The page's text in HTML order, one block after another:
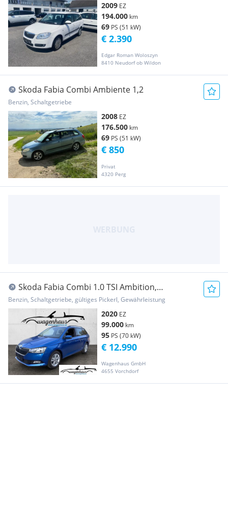
2009 EZ
194.000 km
69 PS (51 kW)
Edgar Roman Woloszyn
8410 Neudorf ob Wildon
€ 2.390
Skoda Fabia Combi Ambiente 1,2
Benzin, Schaltgetriebe
2008 EZ
176.500 km
69 PS (51 kW)
Privat
4320 Perg
€ 850
Skoda Fabia Combi 1.0 TSI Ambition,
Sitzheizung, APP,...
Benzin, Schaltgetriebe, gültiges Pickerl, Gewährleistung
2020 EZ
99.000 km
95 PS (70 kW)
Wagenhaus GmbH
4655 Vorchdorf
€ 12.990